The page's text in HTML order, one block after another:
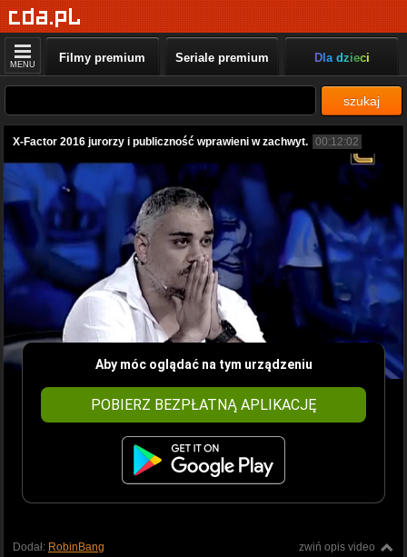
MENU Filmy premium Seriale premium Dla dzieci
szukaj
X-Factor 2016 jurorzy i publiczność wprawieni w zachwyt. 00:12:02
Aby móc oglądać na tym urządzeniu
POBIERZ BEZPŁATNĄ APLIKACJĘ
zwiń opis video
Dodał: RobinBang